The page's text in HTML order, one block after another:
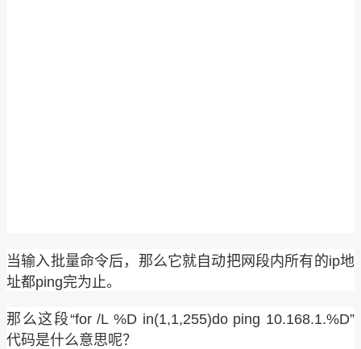
当输入批量命令后，那么它就自动把网段内所有的ip地
址都ping完为止。
那么这段“for /L %D in(1,1,255)do ping 10.168.1.%D”
代码是什么意思呢？